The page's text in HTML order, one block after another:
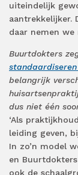
uiteindelijk
aantrekkelijker.
daar nemen we
Buurtdokters
belangrijk
dus niet één
‘Als
leiding geven,
In zo’n model
en
ook de